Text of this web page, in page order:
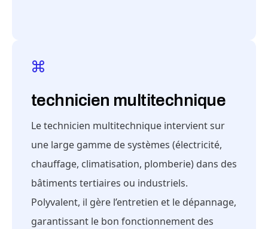
technicien multitechnique
Le technicien multitechnique intervient sur
une large gamme de systèmes (électricité,
chauffage, climatisation, plomberie) dans des
bâtiments tertiaires ou industriels.
Polyvalent, il gère l’entretien et le dépannage,
garantissant le bon fonctionnement des